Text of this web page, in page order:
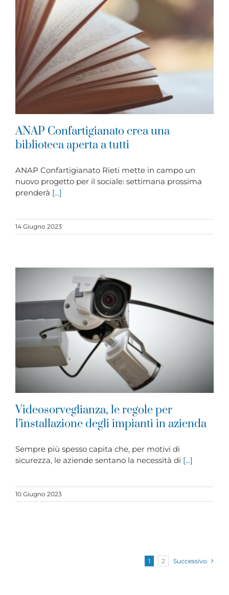
ANAP Confartigianato crea una
biblioteca aperta a tutti
ANAP Confartigianato Rieti mette in campo un
nuovo progetto per il sociale: settimana prossima
prenderà [...]
14 Giugno 2023
Videosorveglianza, le regole per
l’installazione degli impianti in azienda
Sempre più spesso capita che, per motivi di
sicurezza, le aziende sentano la necessità di [...]
10 Giugno 2023
1 2 Successivo